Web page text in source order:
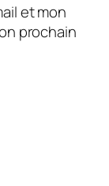
et mon
prochain